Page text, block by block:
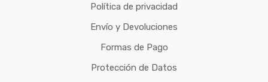
Política de privacidad
Envío y Devoluciones
Formas de Pago
Protección de Datos